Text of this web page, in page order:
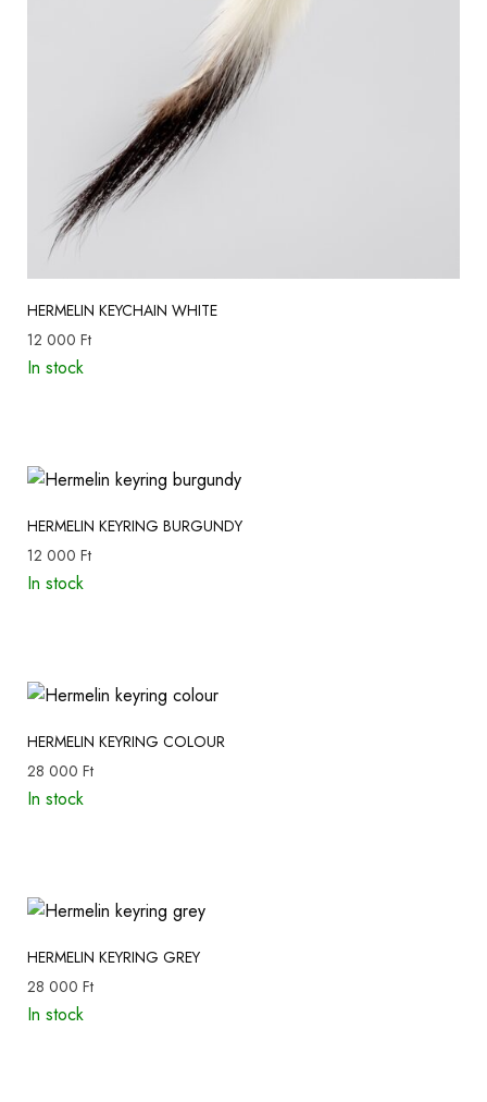
HERMELIN KEYCHAIN WHITE
12 000 Ft
In stock
HERMELIN KEYRING BURGUNDY
12 000 Ft
In stock
HERMELIN KEYRING COLOUR
28 000 Ft
In stock
HERMELIN KEYRING GREY
28 000 Ft
In stock